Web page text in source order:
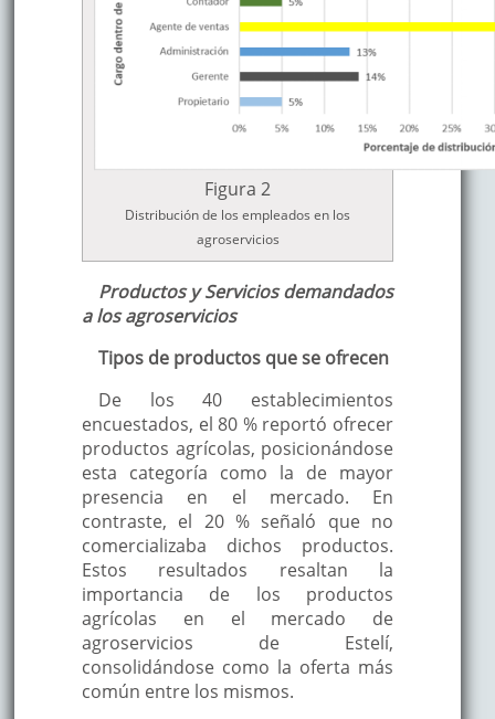
Figura 2
Distribución de los empleados en los
agroservicios
Productos y Servicios demandados
a los agroservicios
Tipos de productos que se ofrecen
De los 40 establecimientos
encuestados, el 80 % reportó ofrecer
productos agrícolas, posicionándose
esta categoría como la de mayor
presencia en el mercado. En
contraste, el 20 % señaló que no
comercializaba dichos productos.
Estos resultados resaltan la
importancia de los productos
agrícolas en el mercado de
agroservicios de Estelí,
consolidándose como la oferta más
común entre los mismos.